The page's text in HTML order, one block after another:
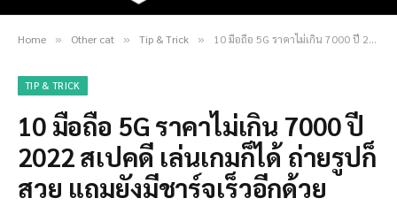
Home » Other cat » Tip & Trick » 10 มือถือ 5G ราคาไม่เกิน 7000 ปี 2022 สเปคดี เล่นเกมก็ได้ ถ่ายรูปก็สวย แถมยังมีชาร์จเร็วอีกด้วย
TIP & TRICK
10 มือถือ 5G ราคาไม่เกิน 7000 ปี
2022 สเปคดี เล่นเกมก็ได้ ถ่ายรูปก็
สวย แถมยังมีชาร์จเร็วอีกด้วย